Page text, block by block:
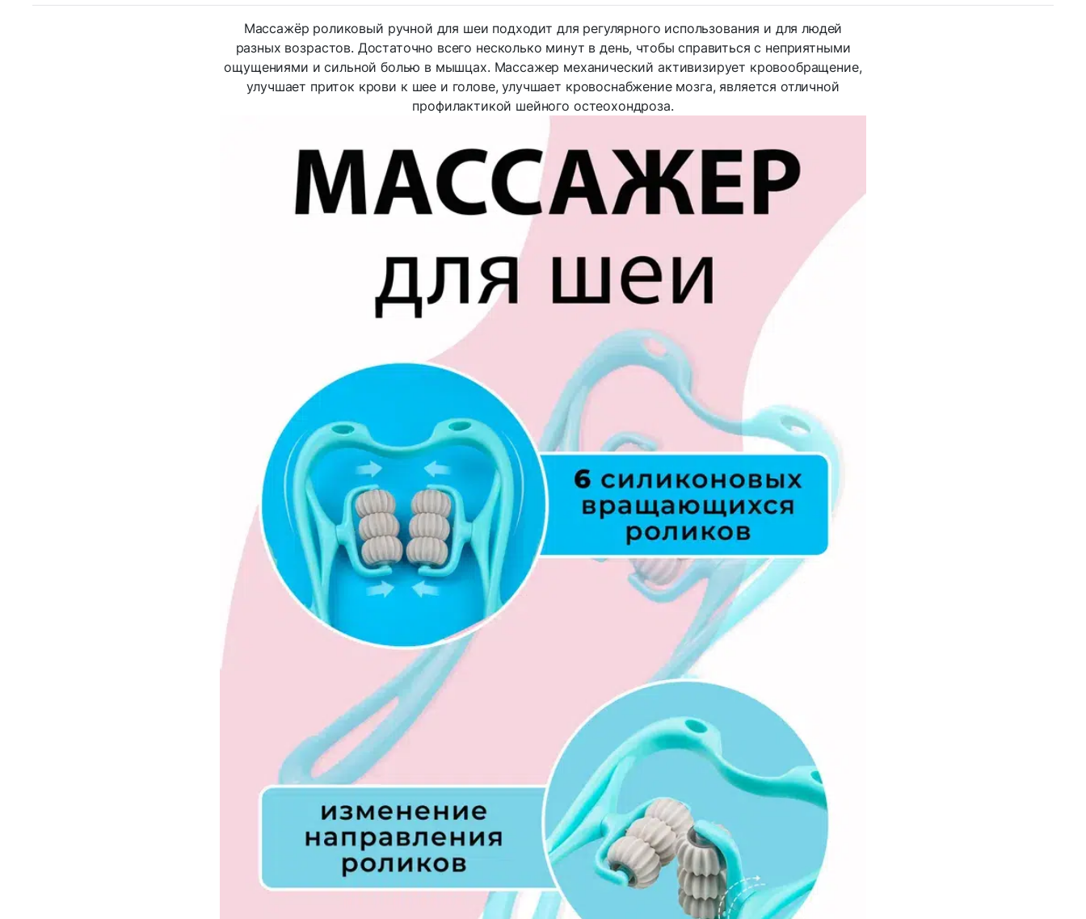
Массажёр роликовый ручной для шеи подходит для регулярного использования и для людей
разных возрастов. Достаточно всего несколько минут в день, чтобы справиться с неприятными
ощущениями и сильной болью в мышцах. Массажер механический активизирует кровообращение,
улучшает приток крови к шее и голове, улучшает кровоснабжение мозга, является отличной
профилактикой шейного остеохондроза.